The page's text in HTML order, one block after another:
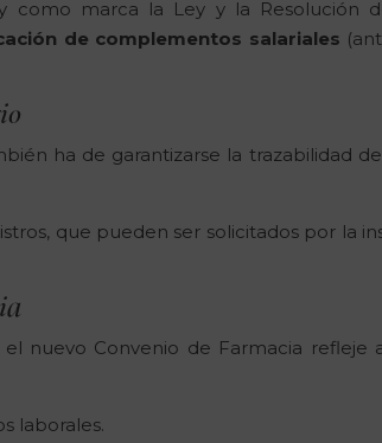
como marca la Ley y la Resolución
de complementos salariales
ha de garantizarse la trazabilidad
que pueden ser solicitados por la
nuevo Convenio de Farmacia refleje
laborales.